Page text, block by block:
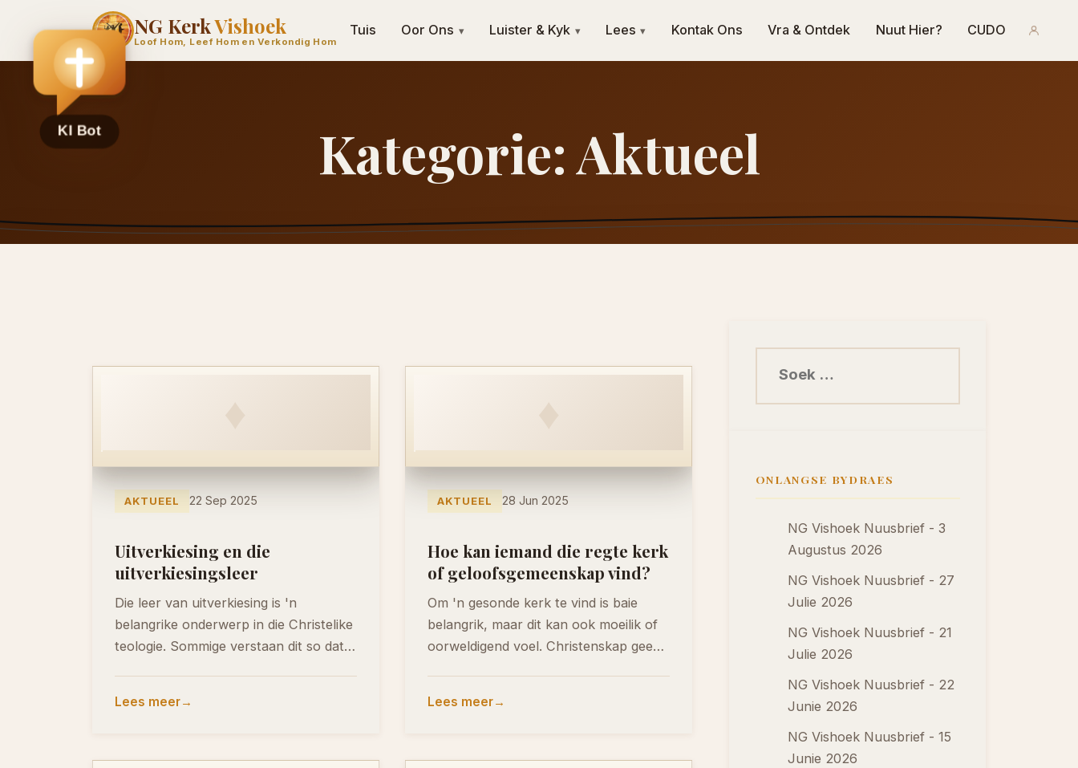
NG KerkVishoek
Loof Hom, Leef Hom en Verkondig Hom
Tuis Oor Ons ▾ Luister & Kyk ▾ Lees ▾ Kontak Ons Vra & Ontdek Nuut Hier? CUDO
Kategorie:Aktueel
♦
AKTUEEL 22 Sep 2025
Uitverkiesing en die
uitverkiesingsleer
Die leer van uitverkiesing is 'n
belangrike onderwerp in die Christelike
teologie. Sommige verstaan dit so dat
Lees meer
♦
AKTUEEL 28 Jun 2025
Hoe kan iemand die regte kerk
of geloofsgemeenskap vind?
Om 'n gesonde kerk te vind is baie
belangrik, maar dit kan ook moeilik of
oorweldigend voel. Christenskap gee
Lees meer
ONLANGSE BYDRAES
NG Vishoek Nuusbrief - 3
Augustus 2026
NG Vishoek Nuusbrief - 27
Julie 2026
NG Vishoek Nuusbrief - 21
Julie 2026
NG Vishoek Nuusbrief - 22
Junie 2026
NG Vishoek Nuusbrief - 15
Junie 2026